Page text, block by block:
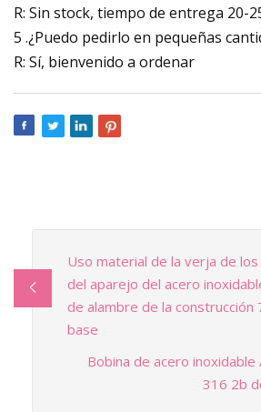
R: Sin stock, tiempo de entrega 20-
5 .¿Puedo pedirlo en pequeñas
R: Sí, bienvenido a ordenar
Uso material de la verja de
del aparejo del acero
de alambre de la construcción
base
Bobina de acero inoxidable
316 2b